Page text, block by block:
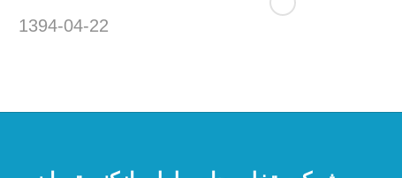
1394-04-22